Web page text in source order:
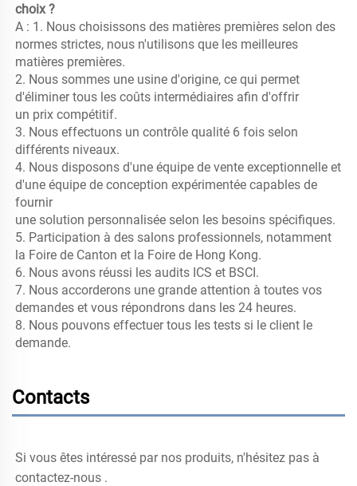
choix ?
A : 1. Nous choisissons des matières premières selon des
normes strictes, nous n'utilisons que les meilleures
matières premières.
2. Nous sommes une usine d'origine, ce qui permet
d'éliminer tous les coûts intermédiaires afin d'offrir
un prix compétitif.
3. Nous effectuons un contrôle qualité 6 fois selon
différents niveaux.
4. Nous disposons d'une équipe de vente exceptionnelle et
d'une équipe de conception expérimentée capables de
fournir
une solution personnalisée selon les besoins spécifiques.
5. Participation à des salons professionnels, notamment
la Foire de Canton et la Foire de Hong Kong.
6. Nous avons réussi les audits ICS et BSCI.
7. Nous accorderons une grande attention à toutes vos
demandes et vous répondrons dans les 24 heures.
8. Nous pouvons effectuer tous les tests si le client le
demande.
Contacts
contactez-nous .